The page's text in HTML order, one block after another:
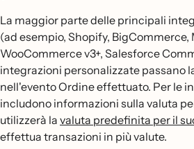
La maggior parte delle principali
(ad esempio, Shopify, BigCommerce,
WooCommerce v3+, Salesforce
integrazioni personalizzate passano
nell'evento Ordine effettuato. Per le
includono informazioni sulla valuta
utilizzerà la valuta predefinita per il
effettua transazioni in più valute.